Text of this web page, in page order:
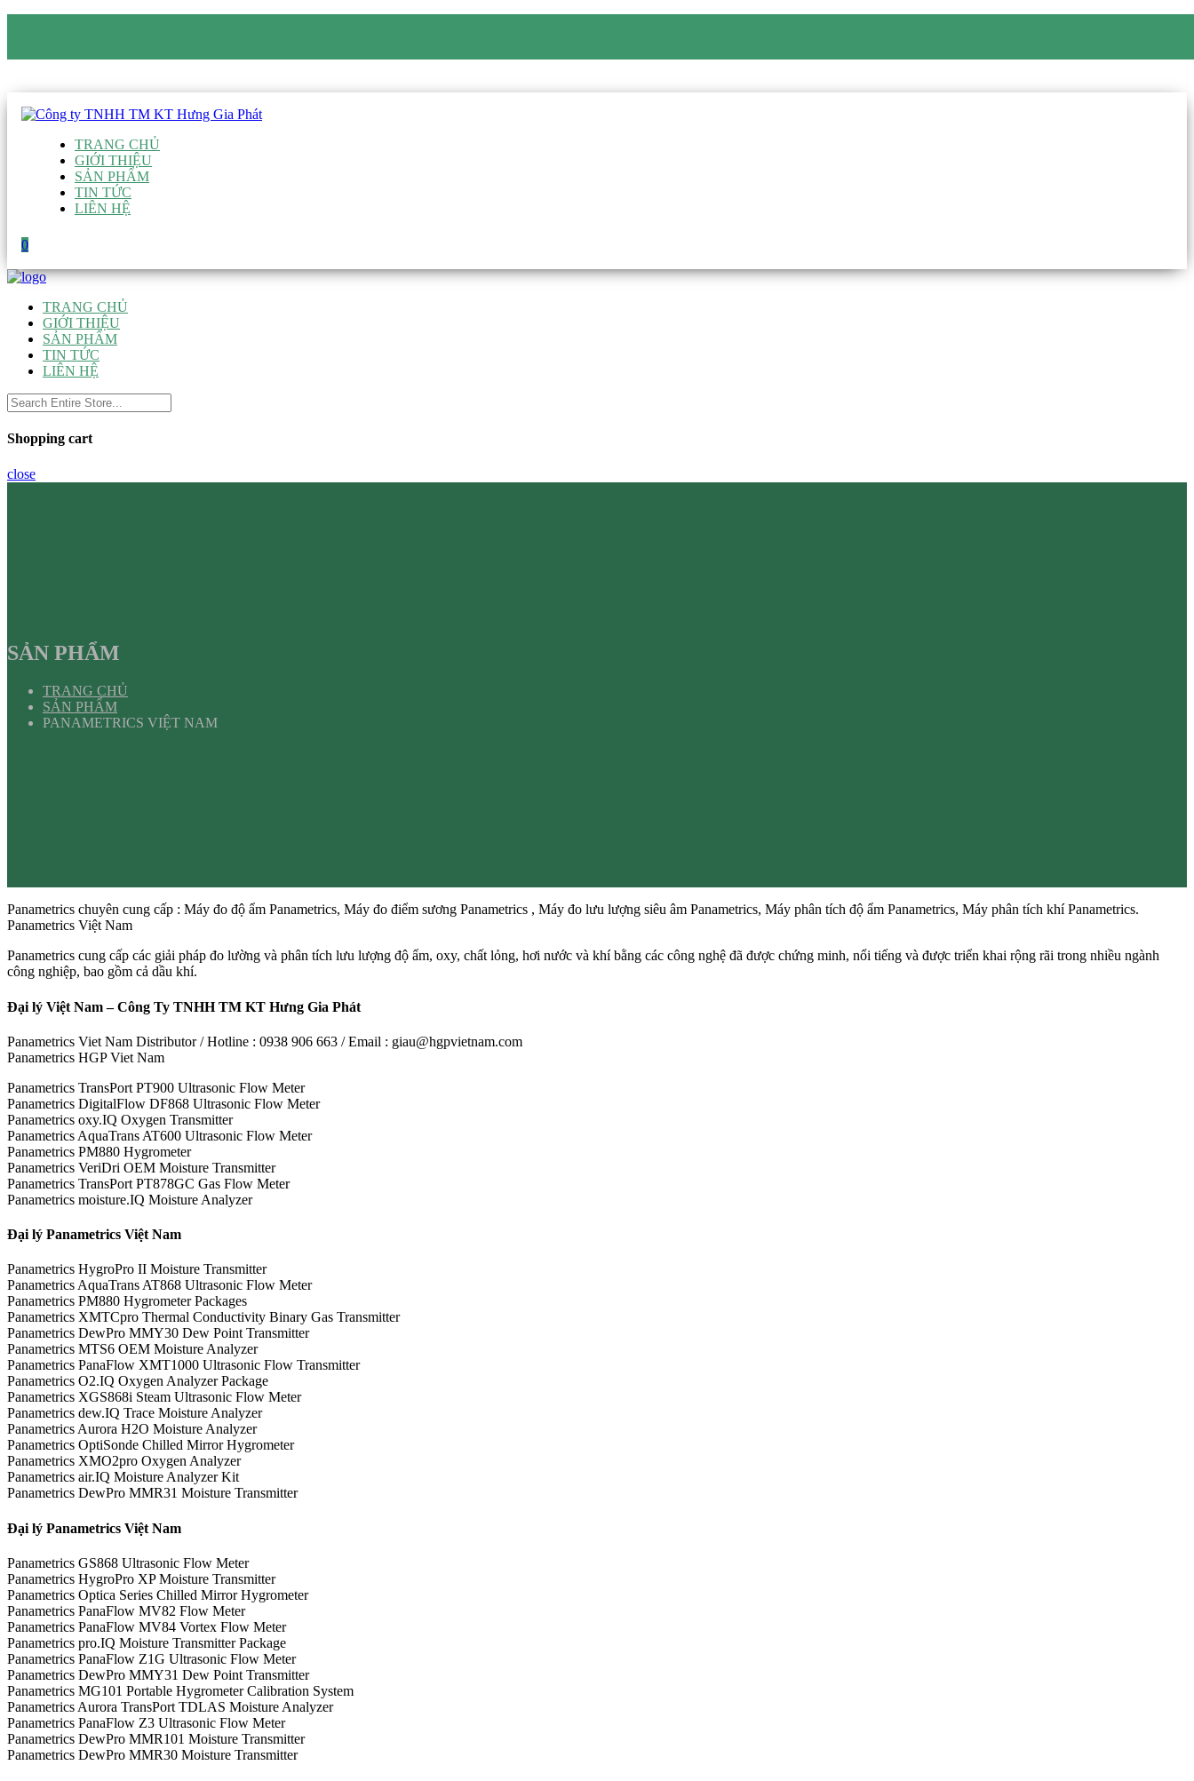
TRANG CHỦ
GIỚI THIỆU
SẢN PHẨM
TIN TỨC
LIÊN HỆ
0
TRANG CHỦ
GIỚI THIỆU
SẢN PHẨM
TIN TỨC
LIÊN HỆ
Shopping cart
close
SẢN PHẨM
TRANG CHỦ
SẢN PHẨM
PANAMETRICS VIỆT NAM
Panametrics chuyên cung cấp : Máy đo độ ẩm Panametrics, Máy đo điểm sương Panametrics , Máy đo lưu lượng siêu âm Panametrics, Máy phân tích độ ẩm Panametrics, Máy phân tích khí Panametrics.
Panametrics Việt Nam
Panametrics cung cấp các giải pháp đo lường và phân tích lưu lượng độ ẩm, oxy, chất lỏng, hơi nước và khí bằng các công nghệ đã được chứng minh, nổi tiếng và được triển khai rộng rãi trong nhiều ngành
công nghiệp, bao gồm cả dầu khí.
Đại lý Việt Nam – Công Ty TNHH TM KT Hưng Gia Phát
Panametrics Viet Nam Distributor / Hotline : 0938 906 663 / Email : giau@hgpvietnam.com
Panametrics HGP Viet Nam
Panametrics TransPort PT900 Ultrasonic Flow Meter
Panametrics DigitalFlow DF868 Ultrasonic Flow Meter
Panametrics oxy.IQ Oxygen Transmitter
Panametrics AquaTrans AT600 Ultrasonic Flow Meter
Panametrics PM880 Hygrometer
Panametrics VeriDri OEM Moisture Transmitter
Panametrics TransPort PT878GC Gas Flow Meter
Panametrics moisture.IQ Moisture Analyzer
Đại lý Panametrics Việt Nam
Panametrics HygroPro II Moisture Transmitter
Panametrics AquaTrans AT868 Ultrasonic Flow Meter
Panametrics PM880 Hygrometer Packages
Panametrics XMTCpro Thermal Conductivity Binary Gas Transmitter
Panametrics DewPro MMY30 Dew Point Transmitter
Panametrics MTS6 OEM Moisture Analyzer
Panametrics PanaFlow XMT1000 Ultrasonic Flow Transmitter
Panametrics O2.IQ Oxygen Analyzer Package
Panametrics XGS868i Steam Ultrasonic Flow Meter
Panametrics dew.IQ Trace Moisture Analyzer
Panametrics Aurora H2O Moisture Analyzer
Panametrics OptiSonde Chilled Mirror Hygrometer
Panametrics XMO2pro Oxygen Analyzer
Panametrics air.IQ Moisture Analyzer Kit
Panametrics DewPro MMR31 Moisture Transmitter
Đại lý Panametrics Việt Nam
Panametrics GS868 Ultrasonic Flow Meter
Panametrics HygroPro XP Moisture Transmitter
Panametrics Optica Series Chilled Mirror Hygrometer
Panametrics PanaFlow MV82 Flow Meter
Panametrics PanaFlow MV84 Vortex Flow Meter
Panametrics pro.IQ Moisture Transmitter Package
Panametrics PanaFlow Z1G Ultrasonic Flow Meter
Panametrics DewPro MMY31 Dew Point Transmitter
Panametrics MG101 Portable Hygrometer Calibration System
Panametrics Aurora TransPort TDLAS Moisture Analyzer
Panametrics PanaFlow Z3 Ultrasonic Flow Meter
Panametrics DewPro MMR101 Moisture Transmitter
Panametrics DewPro MMR30 Moisture Transmitter